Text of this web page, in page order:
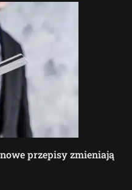
przepisy zmieniają